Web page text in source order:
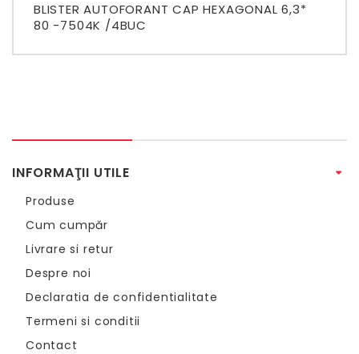
BLISTER AUTOFORANT CAP HEXAGONAL 6,3*
80 -7504K /4BUC
INFORMAŢII UTILE
Produse
Cum cumpăr
Livrare si retur
Despre noi
Declaratia de confidentialitate
Termeni si conditii
Contact